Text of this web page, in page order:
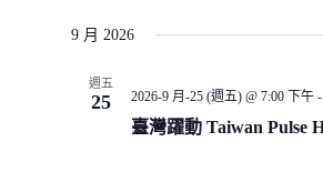
date.
9 月 2026
週五
25
臺灣躍動 Taiwan Pulse
2026-9 月-25 (週五) @ 7:00 下午-